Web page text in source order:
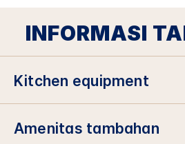
INFORMASI
Kitchen equipment
Amenitas tambahan